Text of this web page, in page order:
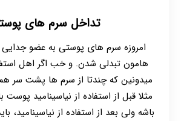
تداخل سرم های
امروزه سرم های پوستی به عضو جدایی
هامون تبدلی شدن. و خب اگر اهل
میدونین که چندتا از سرم ها پشت سر
مثلا قبل از استفاده از نیاسینامید
باشه ولی بعد از استفاده از نیاسینامید،